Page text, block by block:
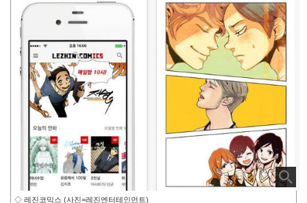
◇ 레진코믹스 (사진=레진엔터테인먼트)